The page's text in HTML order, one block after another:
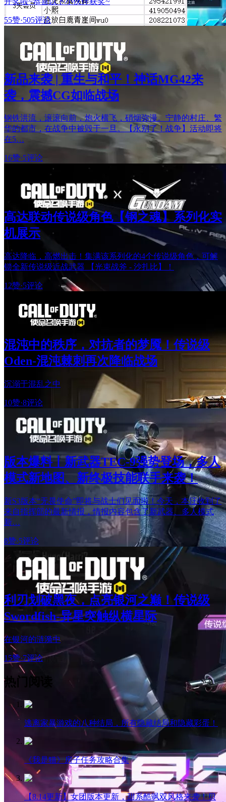
55赞·505评论
新品来袭 | 重生与和平！神话MG42来
袭，震撼CG如临战场
钢铁洪流，滚滚向前，炮火横飞，硝烟弥漫。宁静的村庄、繁
华的都市，在战争中被毁于一旦。【永别了！战争】活动即将
在5…
16赞·5评论
高达联动传说级角色【钢之魂】系列化实
机展示
高达降临，高燃出击！集满该系列化的4个传说级角色，可解
锁全新传说级近战武器 【光束战斧 - 沙扎比】！
12赞·5评论
混沌中的秩序，对抗者的梦魇！传说级
Oden-混沌棘刺再次降临战场
沉溺于混乱之中
10赞·8评论
版本爆料丨新武器TEC-9强势登场，多人
模式新地图、新终极技能联手来袭！
新S3版本“无畏使命”即将与战士们见面啦！今天，本汪收到了
来自指挥部的最新情报，情报内容包含了新武器、多人模式
新…
8赞·5评论
利刃划破黑夜，点亮银河之巅！传说级
Swordfish-异星突触纵横星际
在银河的涟漪中
15赞·7评论
热门阅读
逃离家暴游戏的八种结局，所有隐藏结局和隐藏彩蛋！
《我是猫》房子任务攻略合集
【8.14更新】女团版本更新，甜系酷飒双风格来袭！贝